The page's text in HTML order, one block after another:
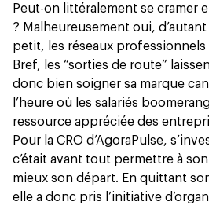
Peut-on littéralement se cramer
? Malheureusement oui,
petit, les réseaux
Bref, les “sorties de route”
donc bien soigner sa marque
l’heure où les salariés
ressource appréciée des
Pour la CRO d’AgoraPulse,
c’était avant tout permettre à
mieux son départ. En quittant
elle a donc pris l’initiative